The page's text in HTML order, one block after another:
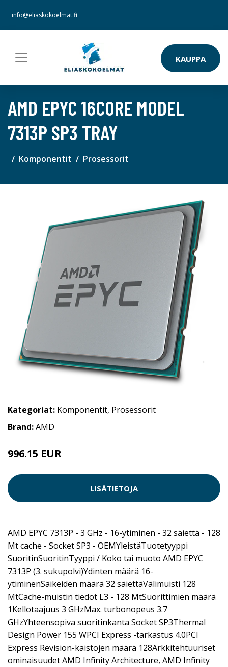
info@eliaskokoelmat.fi
KAUPPA
AMD EPYC 16CORE MODEL
7313P SP3 TRAY
Komponentit Prosessorit
Kategoriat: Komponentit, Prosessorit
Brand:AMD
996.15 EUR
LISÄTIETOJA
AMD EPYC 7313P - 3 GHz - 16-ytiminen - 32 säiettä - 128
Mt cache - Socket SP3 - OEMYleistäTuotetyyppi
SuoritinSuoritinTyyppi / Koko tai muoto AMD EPYC
7313P (3. sukupolvi)Ydinten määrä 16-
ytiminenSäikeiden määrä 32 säiettäVälimuisti 128
MtCache-muistin tiedot L3 - 128 MtSuorittimien määrä
1Kellotaajuus 3 GHzMax. turbonopeus 3.7
GHzYhteensopiva suoritinkanta Socket SP3Thermal
Design Power 155 WPCI Express -tarkastus 4.0PCI
Express Revision-kaistojen määrä 128Arkkitehtuuriset
ominaisuudet AMD Infinity Architecture, AMD Infinity